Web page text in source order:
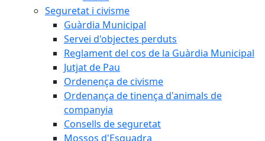
Seguretat i civisme
Guàrdia Municipal
Servei d'objectes perduts
Reglament del cos de la Guàrdia Municipal
Jutjat de Pau
Ordenença de civisme
Ordenança de tinença d'animals de
companyia
Consells de seguretat
Mossos d'Esquadra